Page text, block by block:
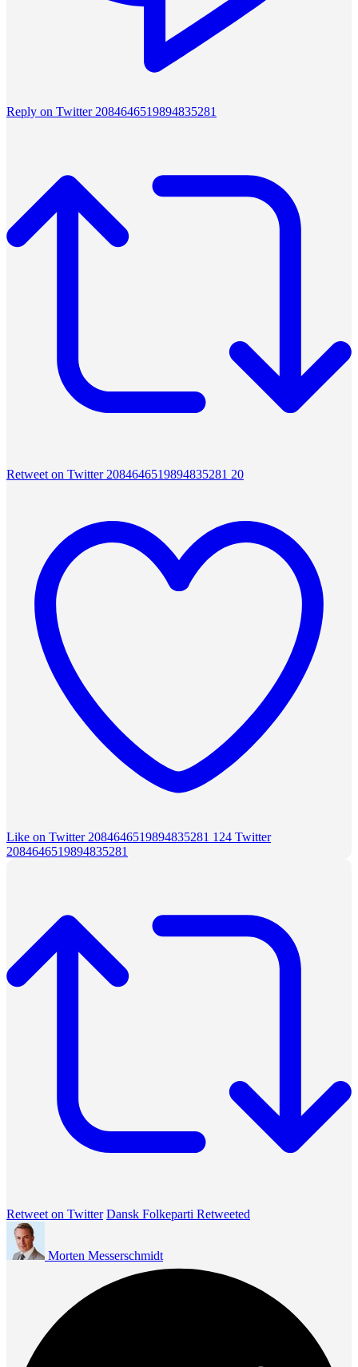
Reply on Twitter 2084646519894835281
Retweet on Twitter 2084646519894835281 20
Like on Twitter 2084646519894835281 124 Twitter
2084646519894835281
Retweet on Twitter Dansk Folkeparti Retweeted
Morten Messerschmidt